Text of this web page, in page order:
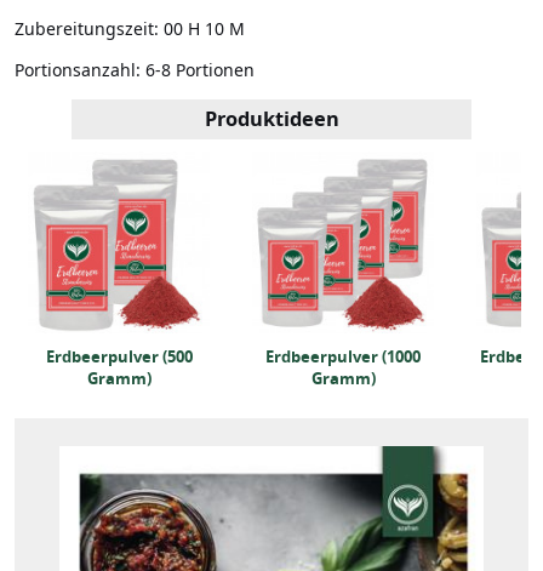
Zubereitungszeit: 00 H 10 M
Portionsanzahl: 6-8 Portionen
Produktideen
Erdbeerpulver (500
Gramm)
Erdbeerpulver (1000
Gramm)